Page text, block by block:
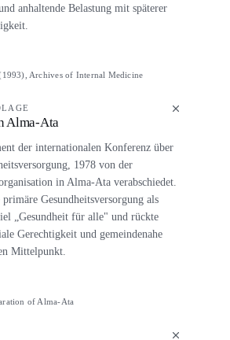
anhaltende Belastung mit späterer
Archives of Internal Medicine
Alma-Ata
der internationalen Konferenz über
1978 von der
in Alma-Ata verabschiedet.
primäre Gesundheitsversorgung als
„Gesundheit für alle" und rückte
Gerechtigkeit und gemeindenahe
Mittelpunkt.
of Alma-Ata